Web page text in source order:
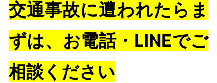
交通事故に遭われたらま
ずは、お電話・LINEでご
相談ください